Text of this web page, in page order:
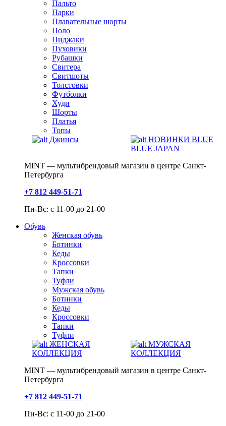
Пальто
Парки
Плавательные шорты
Поло
Пиджаки
Пуховики
Рубашки
Свитера
Свитшоты
Толстовки
Футболки
Худи
Шорты
Платья
Топы
Джинсы
НОВИНКИ BLUE
BLUE JAPAN
MINT — мультибрендовый магазин в центре Санкт-
Петербурга
+7 812 449-51-71
Пн-Вс: с 11-00 до 21-00
Обувь
Женская обувь
Ботинки
Кеды
Кроссовки
Тапки
Туфли
Мужская обувь
Ботинки
Кеды
Кроссовки
Тапки
Туфли
ЖЕНСКАЯ
КОЛЛЕКЦИЯ
МУЖСКАЯ
КОЛЛЕКЦИЯ
MINT — мультибрендовый магазин в центре Санкт-
Петербурга
+7 812 449-51-71
Пн-Вс: с 11-00 до 21-00